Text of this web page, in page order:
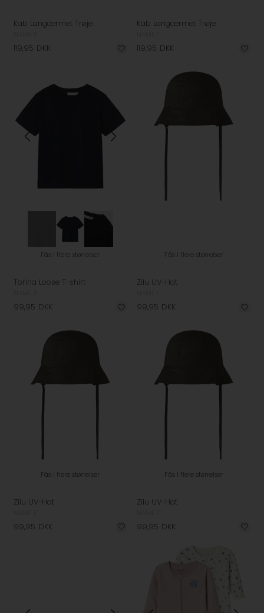
Kab Langærmet Trøje
119,95 DKK
Kab Langærmet Trøje
119,95 DKK
Fås i flere størrelser
Torina Loose T-shirt
99,95 DKK
Fås i flere størrelser
Zilu UV-Hat
99,95 DKK
Fås i flere størrelser
Zilu UV-Hat
99,95 DKK
Fås i flere størrelser
Zilu UV-Hat
99,95 DKK